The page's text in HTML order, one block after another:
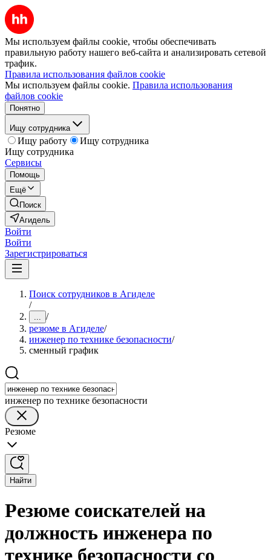
Мы используем файлы cookie, чтобы обеспечивать
правильную работу нашего веб-сайта и анализировать сетевой
трафик.
Правила использования файлов cookie
Мы используем файлы cookie. Правила использования
файлов cookie
Понятно
Ищу сотрудника
Ищу работу
Ищу сотрудника
Ищу сотрудника
Сервисы
Помощь
Ещё
Поиск
Агидель
Войти
Войти
Зарегистрироваться
Поиск сотрудников в Агиделе
/
... /
резюме в Агиделе/
инженер по технике безопасности/
сменный график
инженер по технике безопасности
Резюме
Найти
Резюме соискателей на
должность инженера по
технике безопасности со